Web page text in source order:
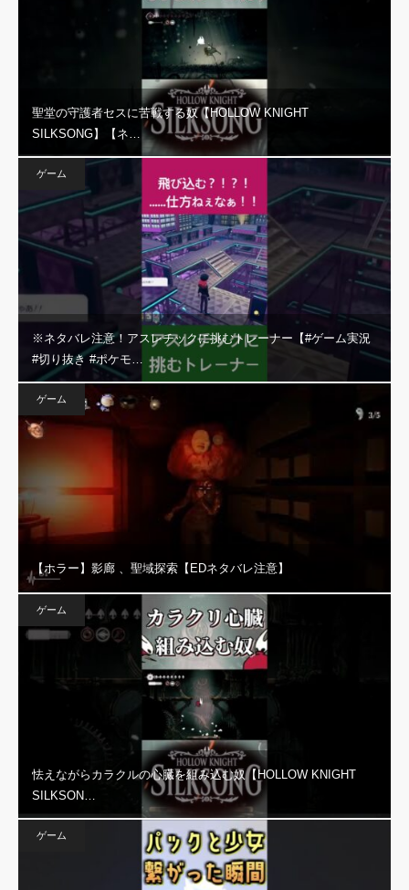
聖堂の守護者セスに苦戦する奴【HOLLOW KNIGHT
SILKSONG】【ネ…
ゲーム
※ネタバレ注意！アスレチックに挑むトレーナー【#ゲーム実況
#切り抜き #ポケモ…
ゲーム
【ホラー】影廊 、聖域探索【EDネタバレ注意】
ゲーム
怯えながらカラクルの心臓を組み込む奴【HOLLOW KNIGHT
SILKSON…
ゲーム